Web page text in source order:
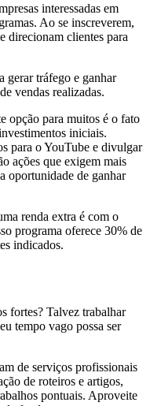
interessadas em
Ao se inscreverem,
direcionam clientes para
gerar tráfego e ganhar
vendas realizadas.
opção para muitos é o fato
iniciais.
para o YouTube e divulgar
ações que exigem mais
oportunidade de ganhar
renda extra é com o
programa oferece 30% de
indicados.
fortes? Talvez trabalhar
tempo vago possa ser
de serviços profissionais
de roteiros e artigos,
pontuais. Aproveite